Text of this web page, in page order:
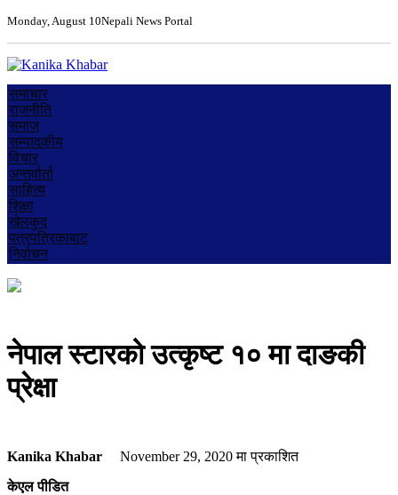
Monday, August 10Nepali News Portal
समाचार
राजनीति
समाज
सम्पादकीय
विचार
अन्तर्वार्ता
साहित्य
शिक्षा
खेलकुद
पत्रपत्रिकाबाट
निर्वाचन
नेपाल स्टारको उत्कृष्ट १० मा दाङकी
प्रेक्षा
Kanika Khabar November 29, 2020मा प्रकाशित
केएल पीडित